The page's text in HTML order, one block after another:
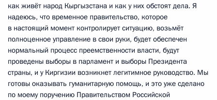
как живёт народ Кыргызстана и как у них обстоят дела. Я
надеюсь, что временное правительство, которое
в настоящий момент контролирует ситуацию, возьмёт
полноценное управление в свои руки, будет обеспечен
нормальный процесс преемственности власти, будут
проведены выборы в парламент и выборы Президента
страны, и у Киргизии возникнет легитимное руководство. Мы
готовы оказывать гуманитарную помощь, и это уже сделано
по моему поручению Правительством Российской